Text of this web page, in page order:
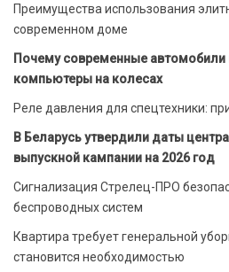
Преимущества использования
современном доме
Почему современные
компьютеры на колесах
Реле давления для спецтехники:
В Беларусь утвердили даты
выпускной кампании на 2026 год
Сигнализация Стрелец-ПРО
беспроводных систем
Квартира требует генеральной
становится необходимостью